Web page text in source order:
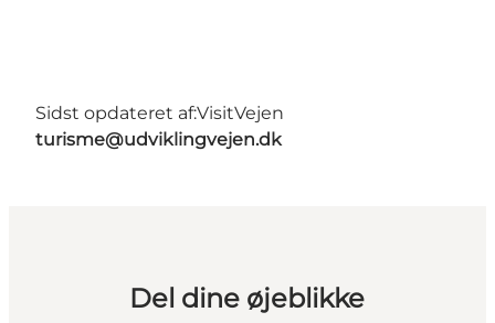
Sidst opdateret af:VisitVejen
turisme@udviklingvejen.dk
Del dine øjeblikke